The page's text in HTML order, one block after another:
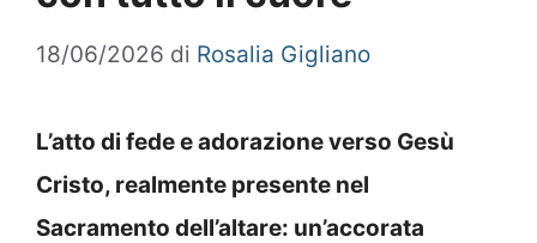
18/06/2026 di Rosalia Gigliano
L’atto di fede e adorazione verso Gesù
Cristo, realmente presente nel
Sacramento dell’altare: un’accorata